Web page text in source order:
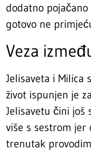
dodatno
gotovo ne
Veza
Jelisaveta i Milica
život ispunjen je
Jelisavetu čini još
više s sestrom jer
trenutak